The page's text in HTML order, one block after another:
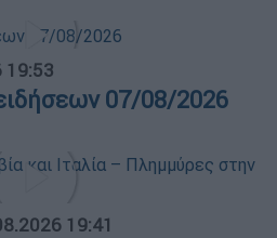
19:53
07/08/2026
19:41